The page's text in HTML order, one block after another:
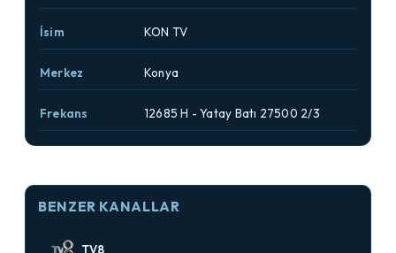
İsim KON TV
Merkez Konya
Frekans 12685 H - Yatay Batı 27500 2/3
BENZER KANALLAR
TV8